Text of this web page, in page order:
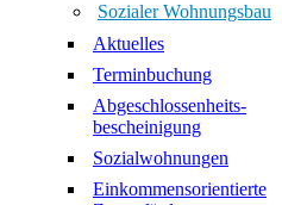
Sozialer Wohnungsbau
Aktuelles
Terminbuchung
Abgeschlossenheits-
bescheinigung
Sozialwohnungen
Einkommensorientierte